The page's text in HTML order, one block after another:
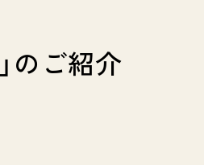
のご紹介